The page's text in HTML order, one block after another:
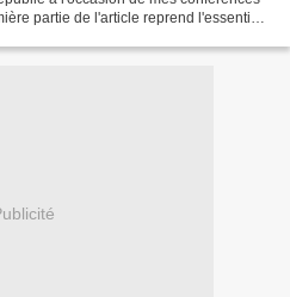
partie de l'article reprend l'essentiel